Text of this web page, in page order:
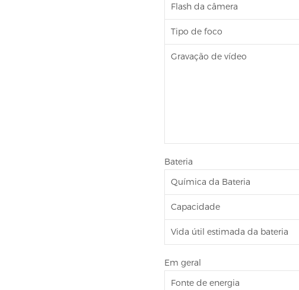
Flash da câmera
Tipo de foco
Gravação de vídeo
Bateria
Química da Bateria
Capacidade
Vida útil estimada da bateria
Em geral
Fonte de energia